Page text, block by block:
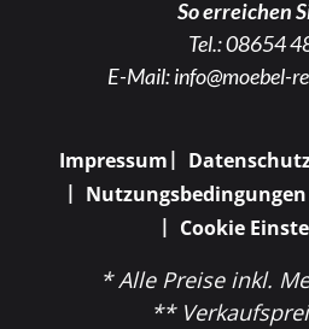
So erreichen
Tel.:08654
E-Mail:info@moebel-
Impressum
Nutzungsbedingungen
Cookie
* Alle Preise inkl.
**